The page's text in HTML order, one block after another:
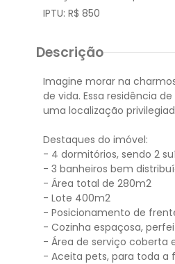
IPTU: R$ 850
Descrição
Imagine morar na
de vida. Essa residência
uma localização
Destaques do imóvel:
- 4 dormitórios, sendo 2
- 3 banheiros bem
- Área total de 280m2
- Lote 400m2
- Posicionamento de
- Cozinha espaçosa,
- Área de serviço coberta
- Aceita pets, para toda a